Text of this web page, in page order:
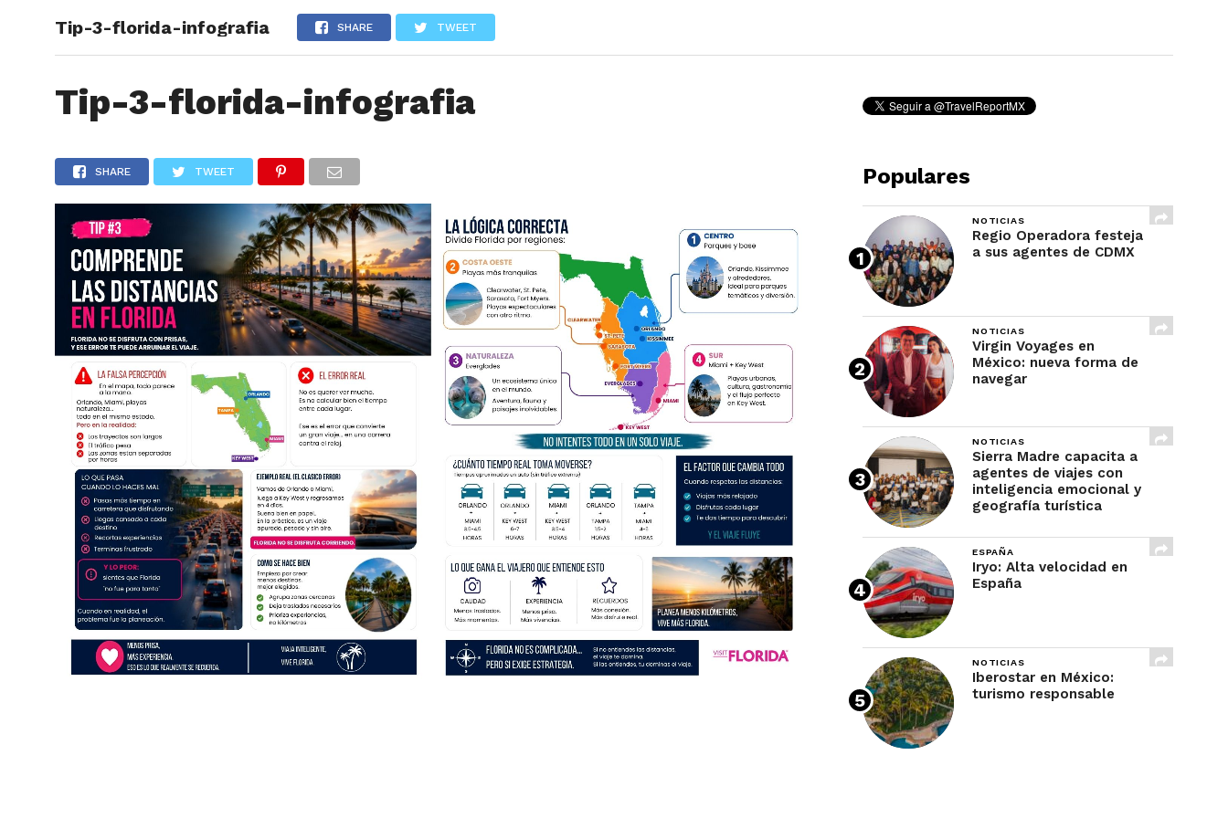
ARTÍCULOS REVIEWS
Tip-3-florida-infografia SHARE TWEET
Tip-3-florida-infografia
SHARE TWEET Populares
NOTICIAS
Regio Operadora festeja
a sus agentes de CDMX
NOTICIAS
Virgin Voyages en
México: nueva forma de
navegar
NOTICIAS
Sierra Madre capacita a
agentes de viajes con
inteligencia emocional y
geografía turística
ESPAÑA
Iryo: Alta velocidad en
España
NOTICIAS
Iberostar en México:
turismo responsable